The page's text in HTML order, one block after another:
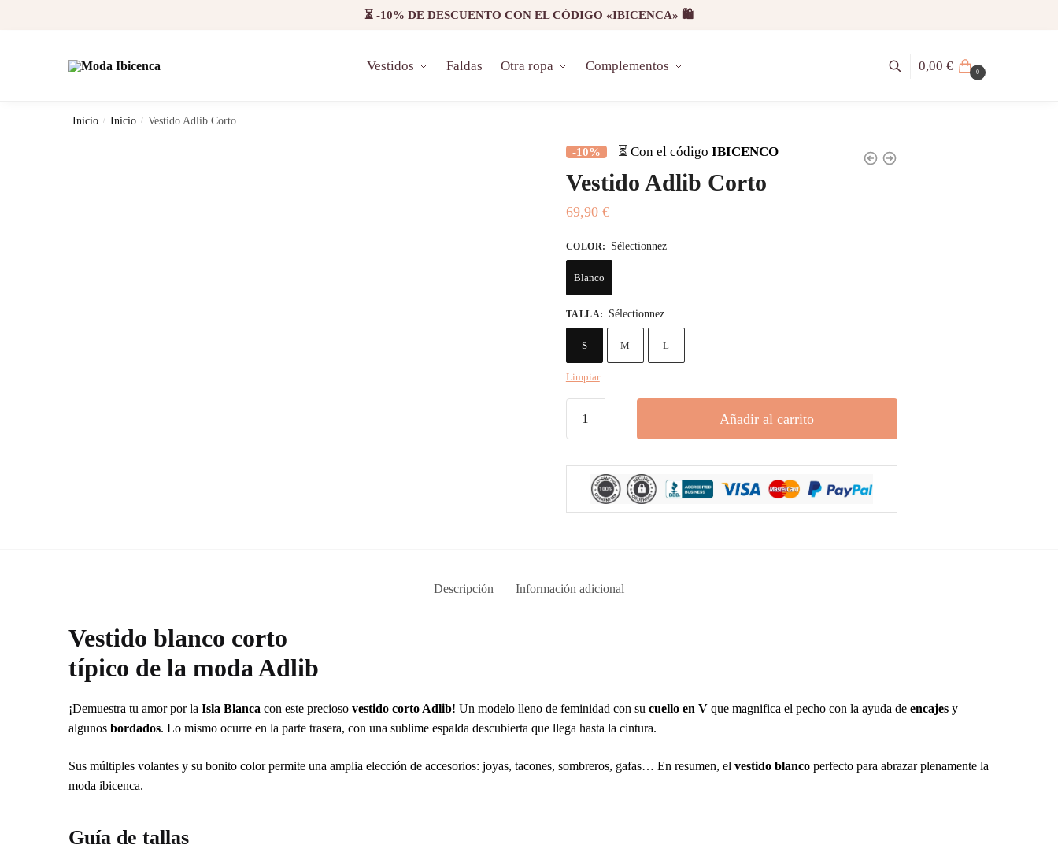
⏳ -10% DE DESCUENTO CON EL CÓDIGO «IBICENCA» 🛍️
Vestidos Faldas Otra ropa Complementos 0,00 € 0
Inicio / Inicio / Vestido Adlib Corto
-10% ⏳ Con el código IBICENCO
Vestido Adlib Corto
69,90 €
COLOR: Sélectionnez
Blanco
TALLA: Sélectionnez
S M L
Limpiar
cantidad
Añadir al carrito
Descripción Información adicional
Vestido blanco corto
típico de la moda Adlib
¡Demuestra tu amor por laIsla Blanca con este preciosovestido corto Adlib! Un modelo lleno de feminidad con sucuello en V que magnifica el pecho con la ayuda deencajes y
algunosbordados. Lo mismo ocurre en la parte trasera, con una sublime espalda descubierta que llega hasta la cintura.
Sus múltiples volantes y su bonito color permite una amplia elección de accesorios: joyas, tacones, sombreros, gafas… En resumen, elvestido blanco perfecto para abrazar plenamente la
moda ibicenca.
Guía de tallas